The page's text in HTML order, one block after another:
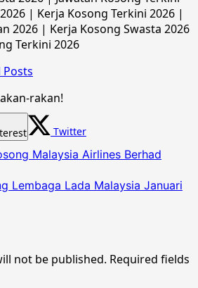
| Kerja Kosong Terkini 2026 |
2026 | Kerja Kosong Swasta 2026
Terkini 2026
Posts
rakan!
Twitter
Malaysia Airlines Berhad
Lembaga Lada Malaysia Januari
not be published. Required fields